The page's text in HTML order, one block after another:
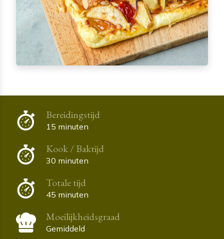
Bereidingstijd
15 minuten
Kook / Baktijd
30 minuten
Totale tijd
45 minuten
Moeilijkheidsgraad
Gemiddeld